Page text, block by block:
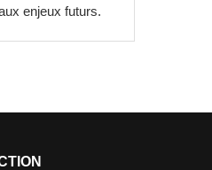
enjeux futurs.